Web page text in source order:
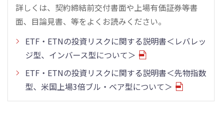
詳しくは、契約締結前交付書面や上場有価証券等書
面、目論見書、等をよくお読みください。
ETF・ETNの投資リスクに関する説明書＜レバレッ
ジ型、インバース型について＞
ETF・ETNの投資リスクに関する説明書＜先物指数
型、米国上場3倍ブル・ベア型について＞